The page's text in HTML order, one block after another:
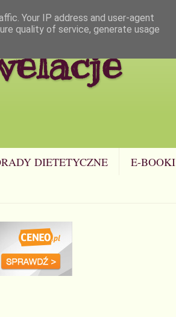
DIETETYCZNE E-BOOKI
Your IP address and user-agent
quality of service, generate usage